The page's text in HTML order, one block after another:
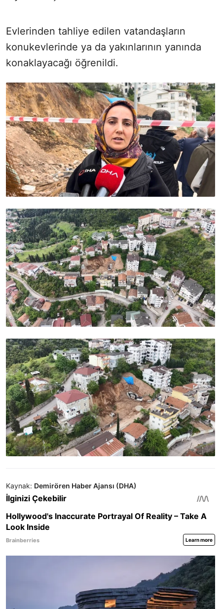
Evlerinden tahliye edilen vatandaşların
konukevlerinde ya da yakınlarının yanında
konaklayacağı öğrenildi.
Kaynak: Demirören Haber Ajansı (DHA)